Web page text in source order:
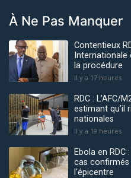
À Ne Pas Manquer
Contentieux
la procédure
Il y a 17 heures
RDC : L’AFC/
estimant qu’il
nationales
Il y a 19 heures
Ebola en RDC
cas confirmés
l'épicentre